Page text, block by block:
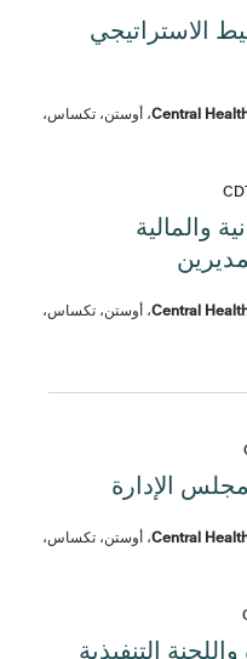
الاستراتيجي
Central1111 East Cesar Chavez Street، أوستن، تكساس،
والمالية
Central1111 East Cesar Chavez Street، أوستن، تكساس،
الإدارة
Central1111 East Cesar Chavez Street، أوستن، تكساس،
التنفيذية